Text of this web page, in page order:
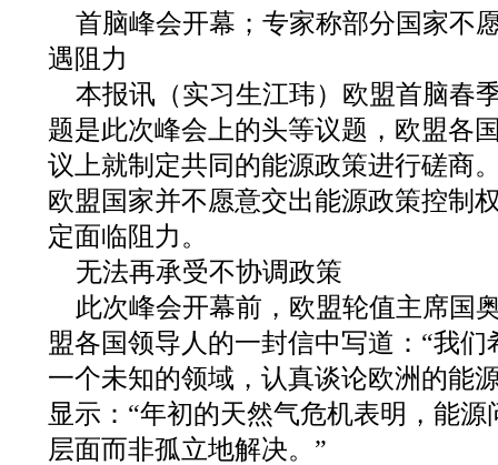
首脑峰会开幕；专家称部分国家不
遇阻力
本报讯（实习生江玮）欧盟首脑春
题是此次峰会上的头等议题，欧盟各
议上就制定共同的能源政策进行磋商
欧盟国家并不愿意交出能源政策控制
定面临阻力。
无法再承受不协调政策
此次峰会开幕前，欧盟轮值主席国
盟各国领导人的一封信中写道：“我
一个未知的领域，认真谈论欧洲的能
显示：“年初的天然气危机表明，能
层面而非孤立地解决。”